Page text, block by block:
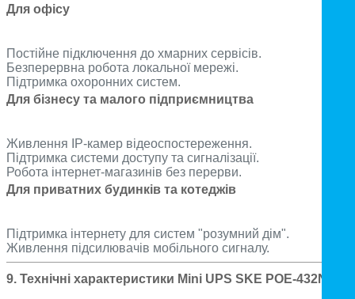
Для офісу
Постійне підключення до хмарних сервісів.
Безперервна робота локальної мережі.
Підтримка охоронних систем.
Для бізнесу та малого підприємництва
Живлення IP-камер відеоспостереження.
Підтримка системи доступу та сигналізації.
Робота інтернет-магазинів без перерви.
Для приватних будинків та котеджів
Підтримка інтернету для систем "розумний дім".
Живлення підсилювачів мобільного сигналу.
9. Технічні характеристики Mini UPS SKE POE-432N